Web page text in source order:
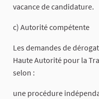
vacance de candidature.
c) Autorité compétente
Les demandes de
Haute Autorité pour la
selon :
une procédure